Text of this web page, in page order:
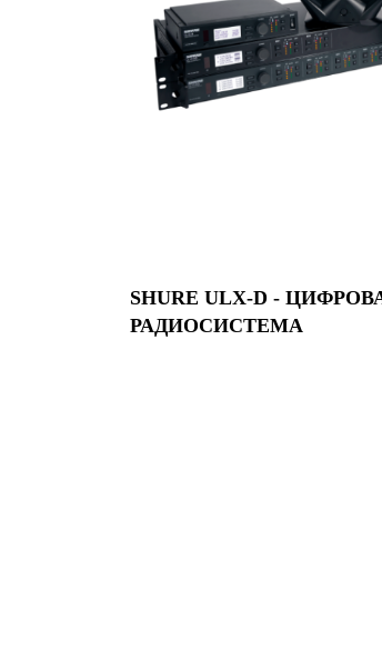
SHURE ULX-D -
РАДИОСИСТЕМА